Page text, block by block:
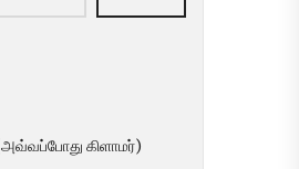
கிளாமர்)